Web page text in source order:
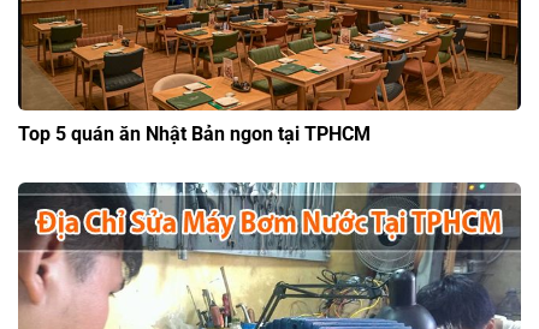
Top 5 quán ăn Nhật Bản ngon tại TPHCM